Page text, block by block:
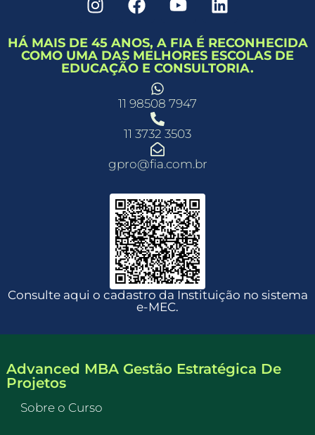
HÁ MAIS DE 45 ANOS, A FIA É RECONHECIDA
COMO UMA DAS MELHORES ESCOLAS DE
EDUCAÇÃO E CONSULTORIA.
11 98508 7947
11 3732 3503
gpro@fia.com.br
Consulte aqui o cadastro da Instituição no sistema
e-MEC.
Advanced MBA Gestão Estratégica De
Projetos
Sobre o Curso